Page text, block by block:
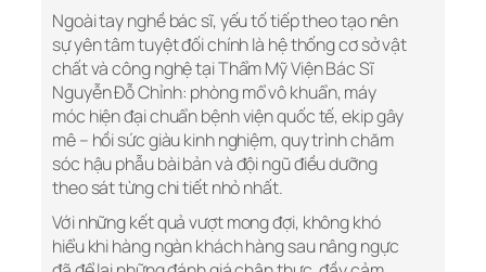
Ngoài tay nghề bác sĩ, yếu tố tiếp theo tạo nên
sự yên tâm tuyệt đối chính là hệ thống cơ sở vật
chất và công nghệ tại Thẩm Mỹ Viện Bác Sĩ
Nguyễn Đỗ Chỉnh: phòng mổ vô khuẩn, máy
móc hiện đại chuẩn bệnh viện quốc tế, ekip gây
mê – hồi sức giàu kinh nghiệm, quy trình chăm
sóc hậu phẫu bài bản và đội ngũ điều dưỡng
theo sát từng chi tiết nhỏ nhất.
Với những kết quả vượt mong đợi, không khó
hiểu khi hàng ngàn khách hàng sau nâng ngực